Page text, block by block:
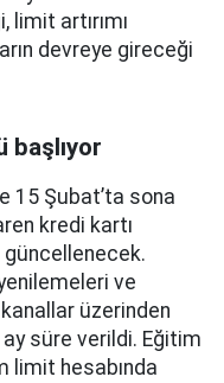
artırımı
devreye gireceği
başlıyor
15 Şubat’ta sona
kredi kartı
ve
üzerinden
süre verildi. Eğitim
limit hesabında